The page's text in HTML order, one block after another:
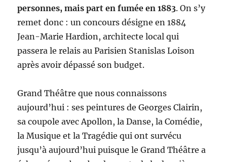
personnes, mais part en fumée en 1883. On s’y
remet donc : un concours désigne en 1884
Jean-Marie Hardion, architecte local qui
passera le relais au Parisien Stanislas Loison
après avoir dépassé son budget.
Grand Théâtre que nous connaissons
aujourd’hui : ses peintures de Georges Clairin,
sa coupole avec Apollon, la Danse, la Comédie,
la Musique et la Tragédie qui ont survécu
jusqu’à aujourd’hui puisque le Grand Théâtre a